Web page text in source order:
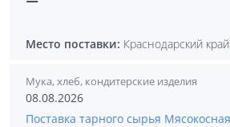
Место поставки: Краснодарский край
Мука, хлеб, кондитерские изделия
08.08.2026
Поставка тарного сырья